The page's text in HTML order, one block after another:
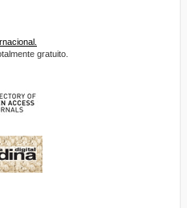
gratuito.